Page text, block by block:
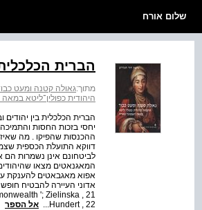
שלום אורח
הברית
מתוך:גאולה קטנה ומעט
היהודית כפולין־ליטא
הברית הכלכלית בין יהודים
יחסי בזכות החסות והתמיכה
ההכנסות שהפיקו . מה
דווקא התועלת הכספית
לביטחונם אינן נשמרות הם
המאגנאטים מצאו
אפוא מאגבאטים להענקת
Hundert , 22...
אל הספר